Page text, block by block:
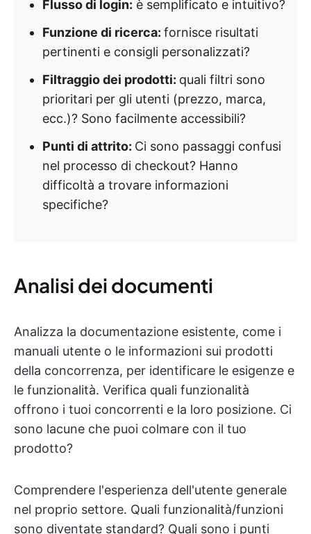
Flusso di login: è semplificato e intuitivo?
Funzione di ricerca: fornisce risultati
pertinenti e consigli personalizzati?
Filtraggio dei prodotti: quali filtri sono
prioritari per gli utenti (prezzo, marca,
ecc.)? Sono facilmente accessibili?
Punti di attrito: Ci sono passaggi confusi
nel processo di checkout? Hanno
difficoltà a trovare informazioni
specifiche?
Analisi dei documenti
Analizza la documentazione esistente, come i
manuali utente o le informazioni sui prodotti
della concorrenza, per identificare le esigenze e
le funzionalità. Verifica quali funzionalità
offrono i tuoi concorrenti e la loro posizione. Ci
sono lacune che puoi colmare con il tuo
prodotto?
Comprendere l'esperienza dell'utente generale
nel proprio settore. Quali funzionalità/funzioni
sono diventate standard? Quali sono i punti